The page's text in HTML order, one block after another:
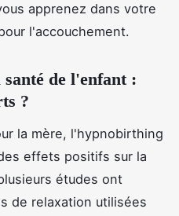
apprenez dans votre
l'accouchement.
de l'enfant :
?
la mère, l'hypnobirthing
effets positifs sur la
études ont
de relaxation utilisées